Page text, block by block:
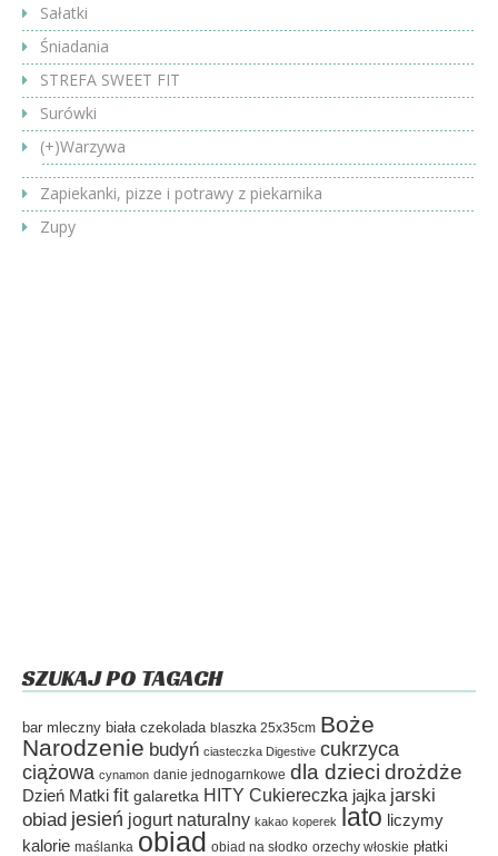
Sałatki
Śniadania
STREFA SWEET FIT
Surówki
(+)Warzywa
Zapiekanki, pizze i potrawy z piekarnika
Zupy
SZUKAJ PO TAGACH
bar mleczny biała czekolada blaszka 25x35cm Boże
Narodzenie budyń ciasteczka Digestive cukrzyca
ciążowa cynamon danie jednogarnkowe dla dzieci drożdże
Dzień Matki fit galaretka HITY Cukiereczka jajka jarski
obiad jesień jogurt naturalny kakao koperek lato liczymy
kalorie maślanka obiad obiad na słodko orzechy włoskie płatki